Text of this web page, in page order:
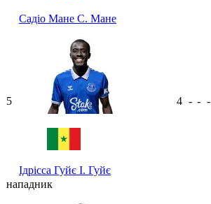
Садіо Мане С. Мане
5
Ідрісса Гуйє І. Гуйє
4 - - -
нападник